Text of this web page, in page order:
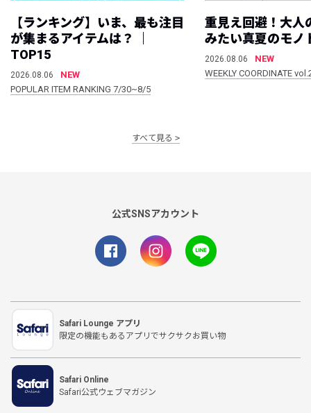
【ランキング】いま、最も注目
が集まるアイテムは？ ｜
TOP15
2026.08.06
NEW
POPULAR ITEM RANKING 7/30~8/5
重見え回避！大人
みたい真夏のモノ
2026.08.06
NEW
WEEKLY COORDINATE
すべて見る
公式SNSアカウント
Safari Lounge アプリ
限定の機能もあるアプリでサクサクお買い物
Safari Online
Safari公式ウェブマガジン